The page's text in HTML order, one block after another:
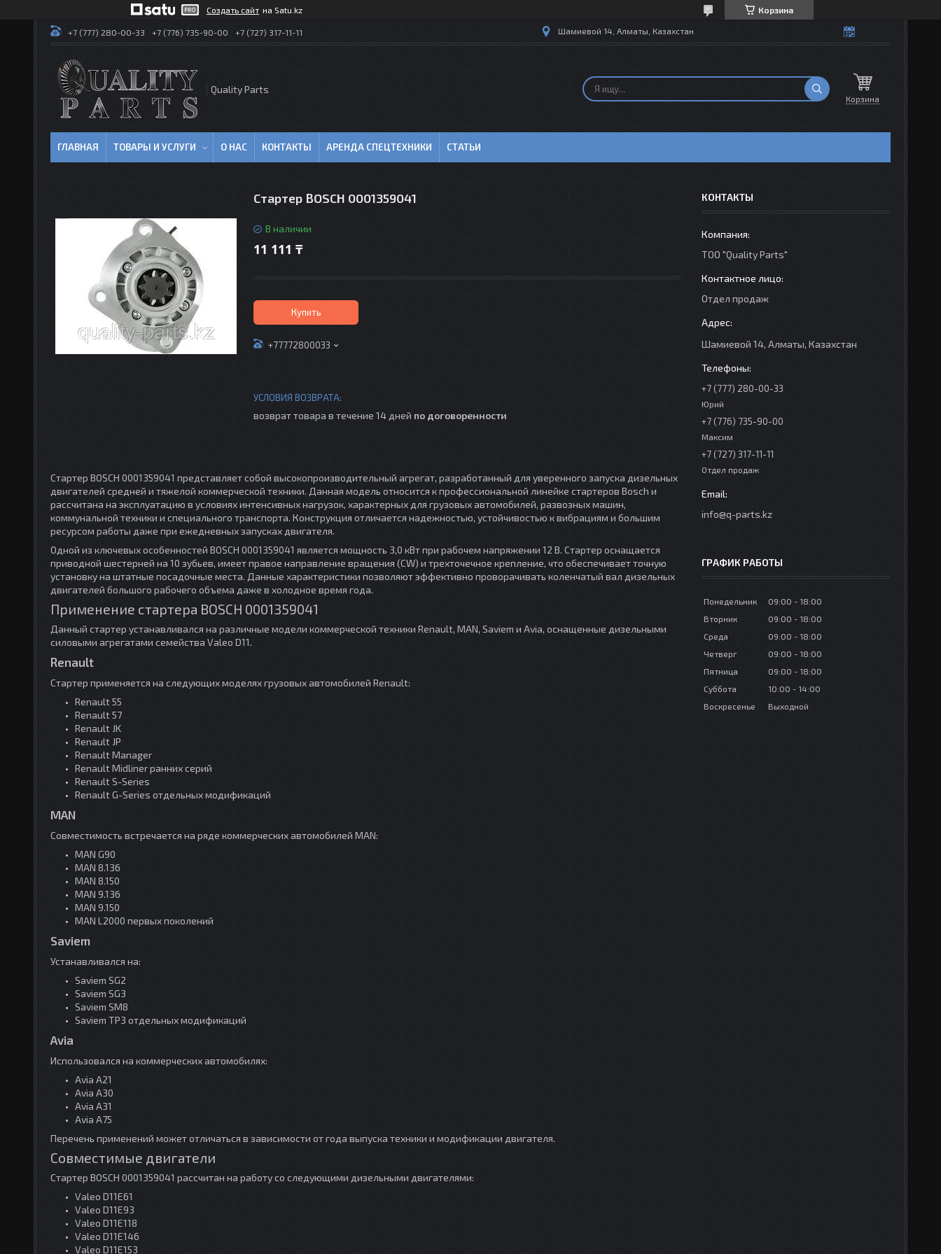
Создать сайт на Satu.kz Корзина
+7 (777) 280-00-33 +7 (776) 735-90-00 +7 (727) 317-11-11 Шамиевой 14, Алматы, Казахстан
Quality Parts
Корзина
ГЛАВНАЯ ТОВАРЫ И УСЛУГИ О НАС КОНТАКТЫ АРЕНДА СПЕЦТЕХНИКИ СТАТЬИ
Стартер BOSCH 0001359041
В наличии
11 111 ₸
Купить
+77772800033
возврат товара в течение 14 дней по договоренности
Стартер BOSCH 0001359041 представляет собой высокопроизводительный агрегат, разработанный для уверенного запуска дизельных
двигателей средней и тяжелой коммерческой техники. Данная модель относится к профессиональной линейке стартеров Bosch и
рассчитана на эксплуатацию в условиях интенсивных нагрузок, характерных для грузовых автомобилей, развозных машин,
коммунальной техники и специального транспорта. Конструкция отличается надежностью, устойчивостью к вибрациям и большим
ресурсом работы даже при ежедневных запусках двигателя.
Одной из ключевых особенностей BOSCH 0001359041 является мощность 3,0 кВт при рабочем напряжении 12 В. Стартер оснащается
приводной шестерней на 10 зубьев, имеет правое направление вращения (CW) и трехточечное крепление, что обеспечивает точную
установку на штатные посадочные места. Данные характеристики позволяют эффективно проворачивать коленчатый вал дизельных
двигателей большого рабочего объема даже в холодное время года.
Применение стартера BOSCH 0001359041
Данный стартер устанавливался на различные модели коммерческой техники Renault, MAN, Saviem и Avia, оснащенные дизельными
силовыми агрегатами семейства Valeo D11.
Renault
Стартер применяется на следующих моделях грузовых автомобилей Renault:
Renault 55
Renault 57
Renault JK
Renault JP
Renault Manager
Renault Midliner ранних серий
Renault S-Series
Renault G-Series отдельных модификаций
MAN
Совместимость встречается на ряде коммерческих автомобилей MAN:
MAN G90
MAN 8.136
MAN 8.150
MAN 9.136
MAN 9.150
MAN L2000 первых поколений
Saviem
Устанавливался на:
Saviem SG2
Saviem SG3
Saviem SM8
Saviem TP3 отдельных модификаций
Avia
Использовался на коммерческих автомобилях:
Avia A21
Avia A30
Avia A31
Avia A75
Перечень применений может отличаться в зависимости от года выпуска техники и модификации двигателя.
Совместимые двигатели
Стартер BOSCH 0001359041 рассчитан на работу со следующими дизельными двигателями:
Valeo D11E61
Valeo D11E93
Valeo D11E118
Valeo D11E146
Valeo D11E153
КОНТАКТЫ
ТОО "Quality Parts"
Отдел продаж
Шамиевой 14, Алматы, Казахстан
+7 (777) 280-00-33
Юрий
+7 (776) 735-90-00
Максим
+7 (727) 317-11-11
Отдел продаж
info@q-parts.kz
ГРАФИК РАБОТЫ
Понедельник 09:00
18:00
Вторник
09:00
18:00
Среда
09:00
18:00
Четверг
09:00
18:00
Пятница
09:00
18:00
Суббота
10:00
14:00
Воскресенье
Выходной